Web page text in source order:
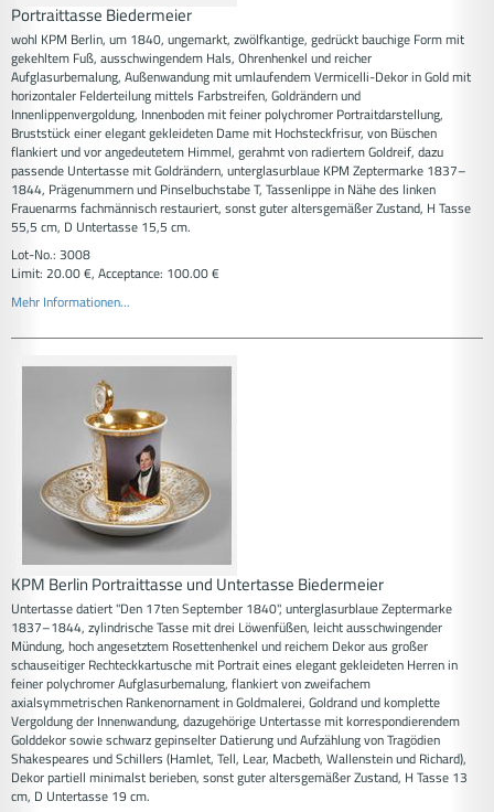
Portraittasse Biedermeier
wohl KPM Berlin, um 1840, ungemarkt, zwölfkantige, gedrückt bauchige Form mit
gekehltem Fuß, ausschwingendem Hals, Ohrenhenkel und reicher
Aufglasurbemalung, Außenwandung mit umlaufendem Vermicelli-Dekor in Gold mit
horizontaler Felderteilung mittels Farbstreifen, Goldrändern und
Innenlippenvergoldung, Innenboden mit feiner polychromer Portraitdarstellung,
Bruststück einer elegant gekleideten Dame mit Hochsteckfrisur, von Büschen
flankiert und vor angedeutetem Himmel, gerahmt von radiertem Goldreif, dazu
passende Untertasse mit Goldrändern, unterglasurblaue KPM Zeptermarke 1837–
1844, Prägenummern und Pinselbuchstabe T, Tassenlippe in Nähe des linken
Frauenarms fachmännisch restauriert, sonst guter altersgemäßer Zustand, H Tasse
55,5 cm, D Untertasse 15,5 cm.
Lot-No.: 3008
Limit: 20.00 €, Acceptance: 100.00 €
Mehr Informationen...
KPM Berlin Portraittasse und Untertasse Biedermeier
Untertasse datiert "Den 17ten September 1840", unterglasurblaue Zeptermarke
1837–1844, zylindrische Tasse mit drei Löwenfüßen, leicht ausschwingender
Mündung, hoch angesetztem Rosettenhenkel und reichem Dekor aus großer
schauseitiger Rechteckkartusche mit Portrait eines elegant gekleideten Herren in
feiner polychromer Aufglasurbemalung, flankiert von zweifachem
axialsymmetrischen Rankenornament in Goldmalerei, Goldrand und komplette
Vergoldung der Innenwandung, dazugehörige Untertasse mit korrespondierendem
Golddekor sowie schwarz gepinselter Datierung und Aufzählung von Tragödien
Shakespeares und Schillers (Hamlet, Tell, Lear, Macbeth, Wallenstein und Richard),
Dekor partiell minimalst berieben, sonst guter altersgemäßer Zustand, H Tasse 13
cm, D Untertasse 19 cm.